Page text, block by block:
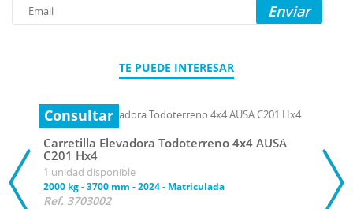
Enviar
TE PUEDE INTERESAR
Consultar
Carretilla Elevadora Todoterreno 4x4 AUSA
C201 Hx4
1 unidad disponible
2000 kg-3700 mm -2024- Matriculada
Ref. 3703002